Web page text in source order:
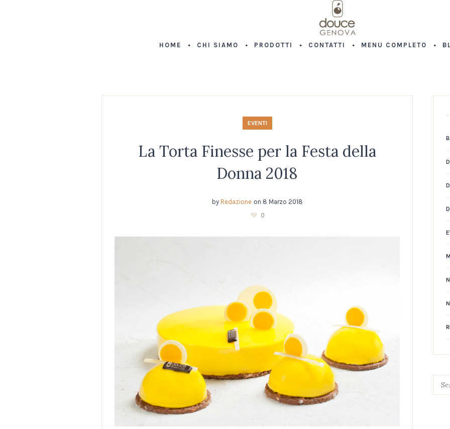
HOME CHI SIAMO PRODOTTI CONTATTI MENU COMPLETO
EVENTI
La Torta Finesse per la Festa della
Donna 2018
by Redazione on 8 Marzo 2018
0